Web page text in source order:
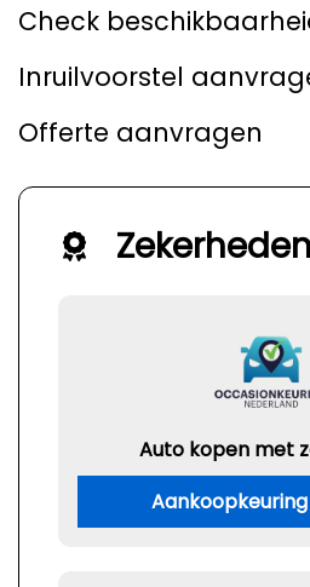
Check
Inruilvoorstel
Offerte aanvragen
Zekerheden
Auto kopen met